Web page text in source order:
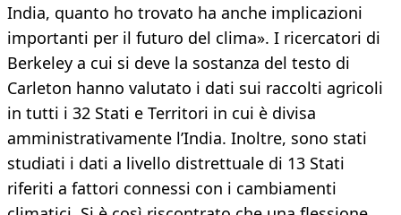
India, quanto ho trovato ha anche implicazioni
importanti per il futuro del clima». I ricercatori di
Berkeley a cui si deve la sostanza del testo di
Carleton hanno valutato i dati sui raccolti agricoli
in tutti i 32 Stati e Territori in cui è divisa
amministrativamente l’India. Inoltre, sono stati
studiati i dati a livello distrettuale di 13 Stati
riferiti a fattori connessi con i cambiamenti